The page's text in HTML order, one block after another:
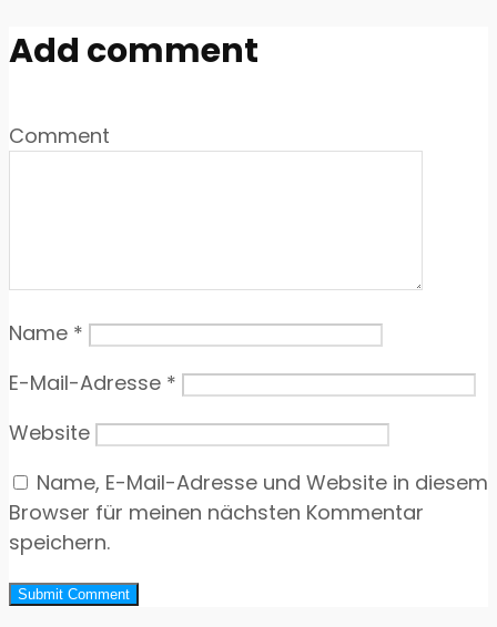
Add comment
Comment
Name *
E-Mail-Adresse *
Website
Name, E-Mail-Adresse und Website in diesem
Browser für meinen nächsten Kommentar
speichern.